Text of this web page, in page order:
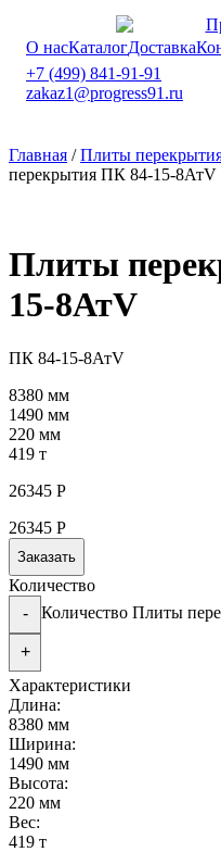
О насКаталогДоставка
+7 (499) 841-91-91
zakaz1@progress91.ru
Главная /Плиты
перекрытия ПК 84-15-8АтV
Плиты
15-8АтV
ПК 84-15-8АтV
8380 мм
1490 мм
220 мм
419 т
26345 Р
26345 Р
Заказать
Количество
-
Количество Плиты
+
Характеристики
Длина:
8380 мм
Ширина:
1490 мм
Высота:
220 мм
Вес:
419 т